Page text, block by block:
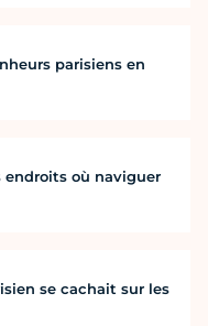
parisiens en
endroits où naviguer
se cachait sur les